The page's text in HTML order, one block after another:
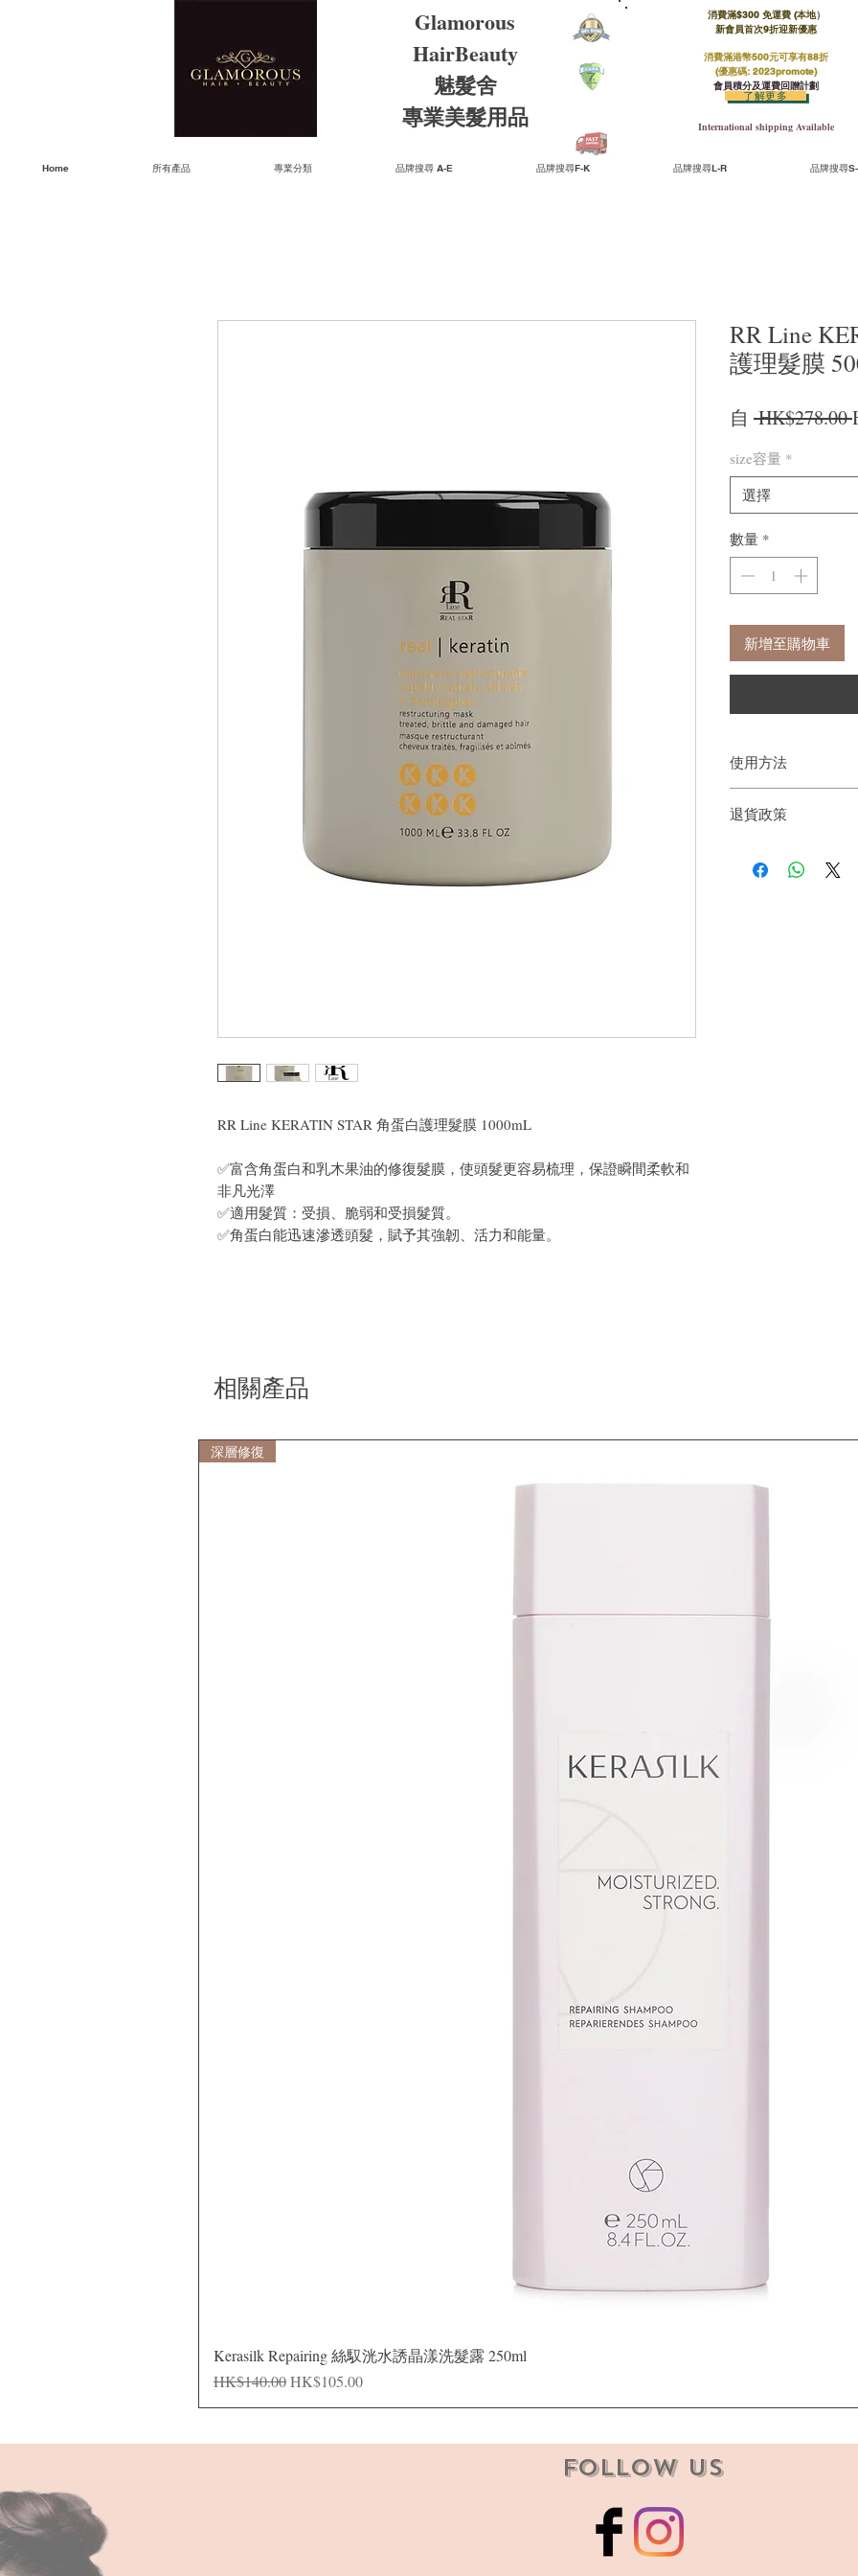
Glamorous
HairBeauty
魅髮舍
​​專業美髮用品
消費滿$300 免運費 (本地）​
新會員首次9折迎新優惠
消費滿港幣500元可享有88折
(優惠碼: 2023promote)
會員積分及運費回贈計劃
International shipping Available
了解更多
Home 所有產品 專業分類 品牌搜尋 A-E 品牌搜尋F-K 品牌搜尋L-R 品牌搜尋
RR Line KERATIN STAR 角蛋白護理髮膜 1000mL
✅富含角蛋白和乳木果油的修復髮膜，使頭髮更容易梳理，保證瞬間柔軟和
非凡光澤
✅適用髮質：受損、脆弱和受損髮質。
✅角蛋白能迅速滲透頭髮，賦予其強韌、活力和能量。
RR Line
護理髮膜
自 HK$278.00
size容量 *
選擇
數量 *
新增至購物車
使用方法
後沖洗乾淨。
退貨政策
戶。首先，您需要在
相關產品
深層修復
Kerasilk Repairing 絲馭洸水誘晶漾洗髮露 250ml
一般價格
HK$140.00促銷價格
HK$105.00
Follow Us